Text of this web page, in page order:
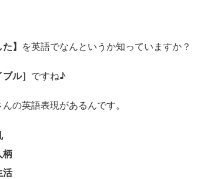
】 を英語でなんというか知っていますか？
ル］ ですね♪
の英語表現があるんです。
柄
活